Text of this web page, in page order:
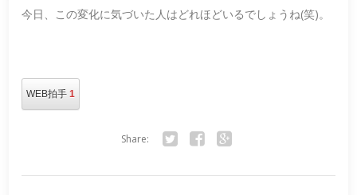
今日、この変化に気づいた人はどれほどいるでしょうね(笑)。
WEB拍手1
Share: